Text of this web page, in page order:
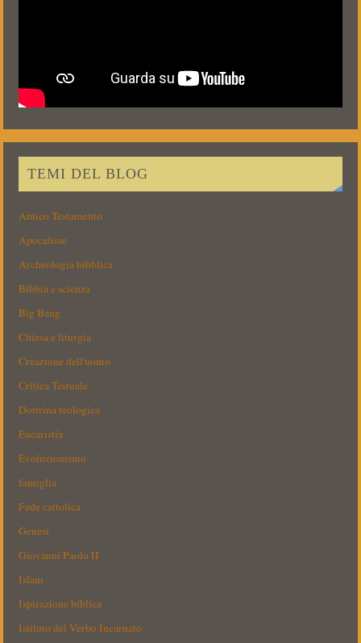
TEMI DEL BLOG
Antico Testamento
Apocalisse
Archeologia bibblica
Bibbia e scienza
Big Bang
Chiesa e liturgia
Creazione dell'uomo
Critica Testuale
Dottrina teologica
Eucaristía
Evoluzionismo
famiglia
Fede cattolica
Genesi
Giovanni Paolo II
Islam
Ispirazione biblica
Istituto del Verbo Incarnato